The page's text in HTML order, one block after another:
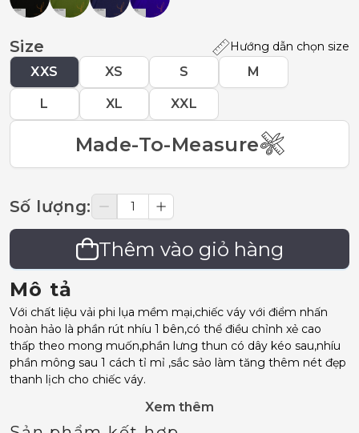
Size Hướng dẫn chọn size
XXS XS S M
L XL XXL
Made-To-Measure
Số lượng:
Thêm vào giỏ hàng
Mô tả
Với chất liệu vải phi lụa mềm mại,chiếc váy với điểm nhấn
hoàn hảo là phần rút nhíu 1 bên,có thể điều chỉnh xẻ cao
thấp theo mong muốn,phần lưng thun có dây kéo sau,nhíu
phần mông sau 1 cách tỉ mỉ ,sắc sảo làm tăng thêm nét đẹp
thanh lịch cho chiếc váy.
Xem thêm